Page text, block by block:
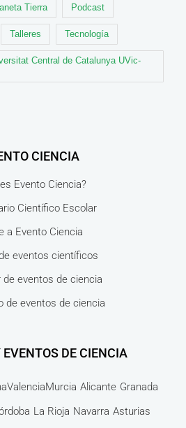
Tierra Podcast
Talleres Tecnología
Central de Catalunya UVic-
CIENCIA
Evento Ciencia?
Científico Escolar
a Evento Ciencia
eventos científicos
de eventos de ciencia
de eventos de ciencia
EVENTOS DE CIENCIA
ValenciaMurcia Alicante Granada
La Rioja Navarra Asturias